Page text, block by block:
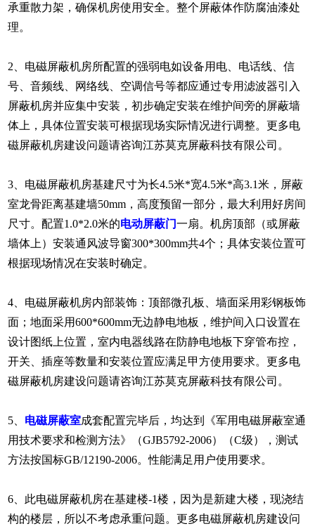
承重散力架，确保机房使用安全。整个屏蔽体作防腐油漆处
理。
2、电磁屏蔽机房所配置的强弱电如设备用电、电话线、信
号、音频线、网络线、空调信号等都应通过专用滤波器引入
屏蔽机房并应集中安装，初步确定安装在维护间旁的屏蔽墙
体上，具体位置安装可根据现场实际情况进行调整。更多电
磁屏蔽机房建设问题请咨询江苏莫克屏蔽科技有限公司。
3、电磁屏蔽机房基建尺寸为长4.5米*宽4.5米*高3.1米，屏蔽
室龙骨距离基建墙50mm，高度预留一部分，最大利用好房间
尺寸。配置1.0*2.0米的电动屏蔽门一扇。机房顶部（或屏蔽
墙体上）安装通风波导窗300*300mm共4个；具体安装位置可
根据现场情况在安装时确定。
4、电磁屏蔽机房内部装饰：顶部微孔板、墙面采用彩钢板饰
面；地面采用600*600mm无边静电地板，维护间入口设置在
设计图纸上位置，室内电器线路在防静电地板下穿管布控，
开关、插座等数量和安装位置应满足甲方使用要求。更多电
磁屏蔽机房建设问题请咨询江苏莫克屏蔽科技有限公司。
5、 电磁屏蔽室成套配置完毕后，均达到《军用电磁屏蔽室通
用技术要求和检测方法》（GJB5792-2006）（C级），测试
方法按国标GB/12190-2006。性能满足用户使用要求。
6、此电磁屏蔽机房在基建楼-1楼，因为是新建大楼，现浇结
构的楼层，所以不考虑承重问题。更多电磁屏蔽机房建设问